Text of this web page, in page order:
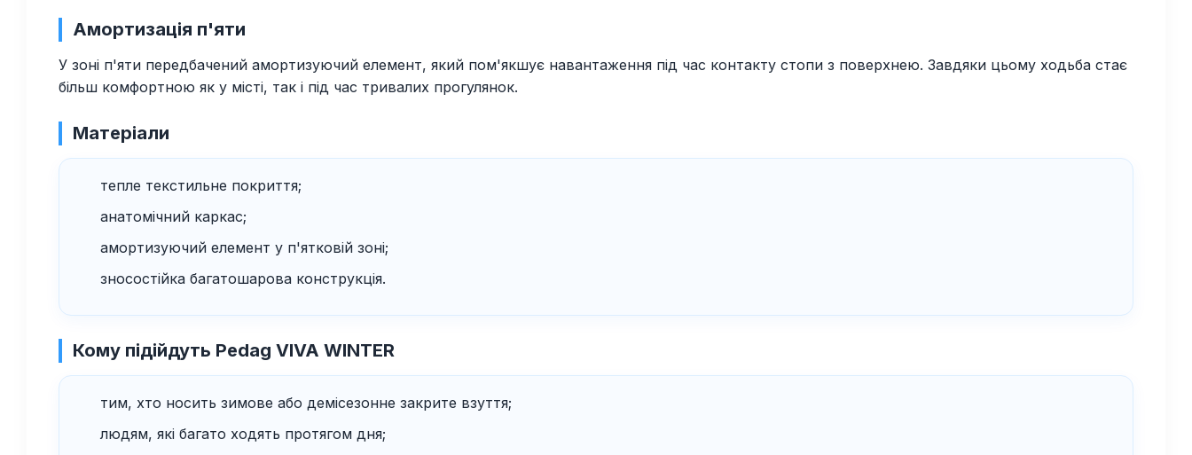
Амортизація п'яти
У зоні п'яти передбачений амортизуючий елемент, який пом'якшує навантаження під час контакту стопи з поверхнею. Завдяки цьому ходьба стає
більш комфортною як у місті, так і під час тривалих прогулянок.
Матеріали
тепле текстильне покриття;
анатомічний каркас;
амортизуючий елемент у п'ятковій зоні;
зносостійка багатошарова конструкція.
Кому підійдуть Pedag VIVA WINTER
тим, хто носить зимове або демісезонне закрите взуття;
людям, які багато ходять протягом дня;